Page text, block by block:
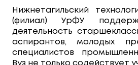
Нижнетагильский
(филиал) УрФУ
деятельность
аспирантов, молодых
специалистов
Вуз не только содействует